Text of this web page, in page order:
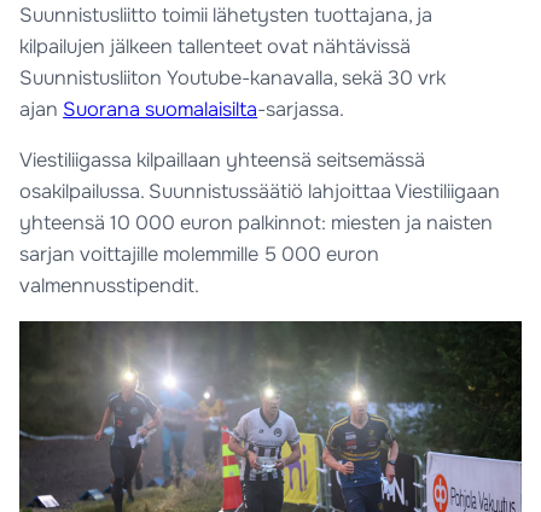
Suunnistusliitto toimii lähetysten tuottajana, ja
kilpailujen jälkeen tallenteet ovat nähtävissä
Suunnistusliiton Youtube-kanavalla, sekä 30 vrk
ajan Suorana suomalaisilta-sarjassa.
Viestiliigassa kilpaillaan yhteensä seitsemässä
osakilpailussa. Suunnistussäätiö lahjoittaa Viestiliigaan
yhteensä 10 000 euron palkinnot: miesten ja naisten
sarjan voittajille molemmille 5 000 euron
valmennusstipendit.